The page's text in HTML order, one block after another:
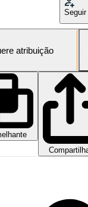
Seguir
atribuição